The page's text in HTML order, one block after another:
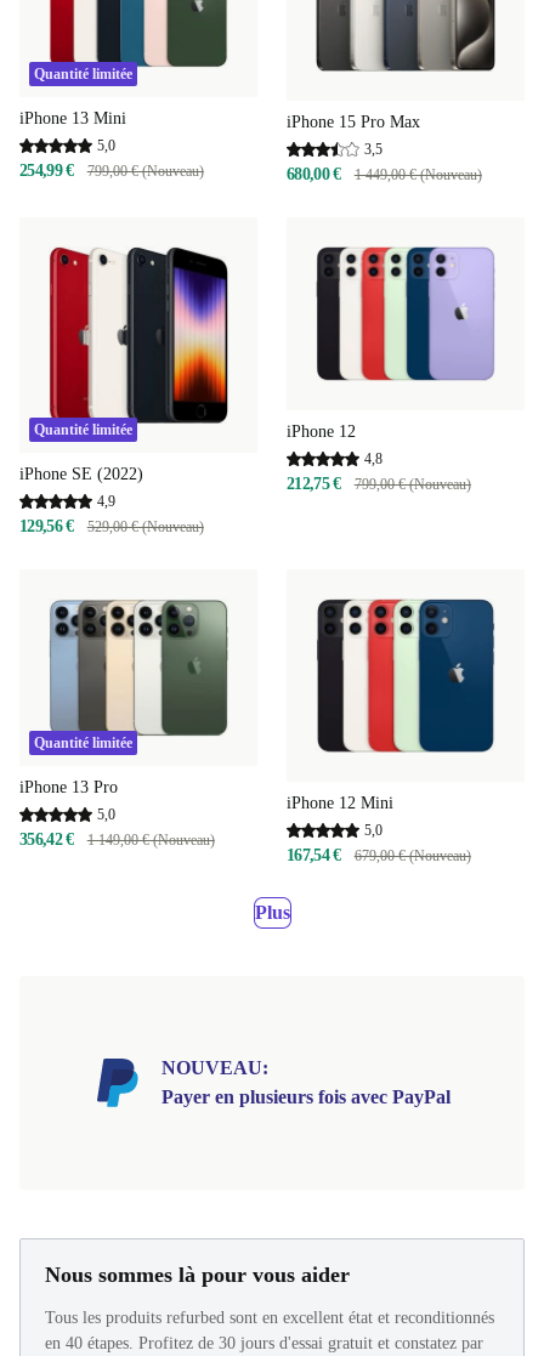
Quantité limitée
iPhone 13 Mini
5,0
254,99 € 799,00 € (Nouveau)
iPhone 15 Pro Max
3,5
680,00 € 1 449,00 € (Nouveau)
Quantité limitée
iPhone SE (2022)
4,9
129,56 € 529,00 € (Nouveau)
iPhone 12
4,8
212,75 € 799,00 € (Nouveau)
Quantité limitée
iPhone 13 Pro
5,0
356,42 € 1 149,00 € (Nouveau)
iPhone 12 Mini
5,0
167,54 € 679,00 € (Nouveau)
Plus
NOUVEAU:
Payer en plusieurs fois avec PayPal
Nous sommes là pour vous aider
Tous les produits refurbed sont en excellent état et reconditionnés
en 40 étapes. Profitez de 30 jours d'essai gratuit et constatez par